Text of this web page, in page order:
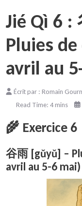
Jié Qì 6 :
Pluies
avril au
Écrit par : Romain
Read Time: 4 mins
🌾 Exercice 6
谷雨 [gǔyǔ] –
avril au 5-6 mai)